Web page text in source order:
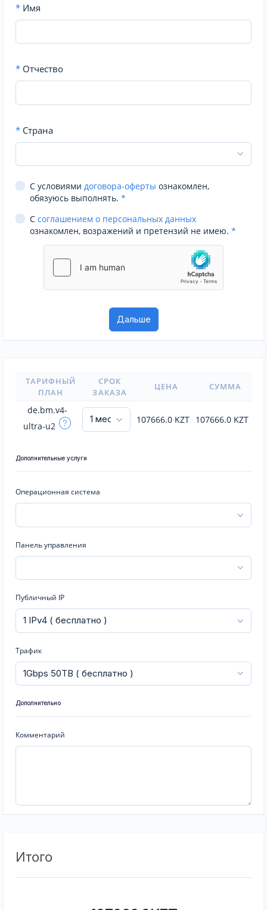
* Имя
* Отчество
* Страна
С условиями договора-оферты ознакомлен,
обязуюсь выполнять. *
С соглашением о персональных данных
ознакомлен, возражений и претензий не имею. *
ТАРИФНЫЙ
ПЛАН
СРОК
ЗАКАЗА
ЦЕНА СУММА
de.bm.v4-
ultra-u2
107666.0 KZT 107666.0 KZT
Дополнительные услуги
Операционная система
Панель управления
Публичный IP
Трафик
Дополнительно
Комментарий
Итого